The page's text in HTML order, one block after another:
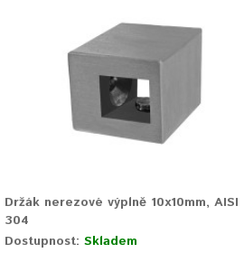
Držák nerezové výplně 10x10mm, AISI
304
Dostupnost: Skladem